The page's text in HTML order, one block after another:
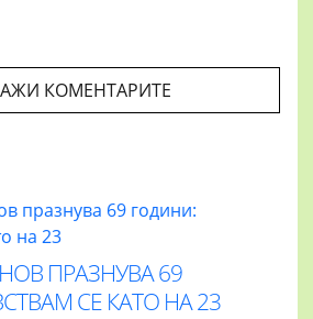
КОМЕНТАРИТЕ
ПРАЗНУВА 69
СЕ КАТО НА 23